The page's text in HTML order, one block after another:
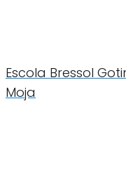
Escola Bressol
Moja